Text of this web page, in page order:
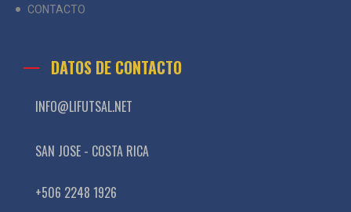
CONTACTO
DATOS DE CONTACTO
INFO@LIFUTSAL.NET
SAN JOSE - COSTA RICA
+506 2248 1926